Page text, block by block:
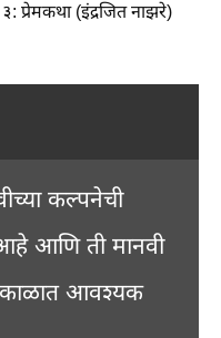
प्रेमकथा (इंद्रजित नाझरे)
कल्पनेची
आणि ती मानवी
काळात आवश्यक